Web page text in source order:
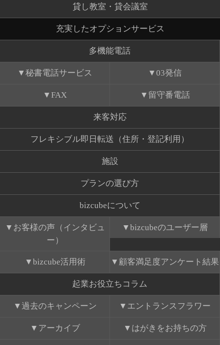
貸し教室・貸会議室
充実したオプションサービス
多機能電話
秘書電話サービス 03発信
FAX 留守番電話
来客対応
フレキシブル即日転送（住所・登記利用）
施設
プランの選び方
bizcubeについて
お客様の声（インタビュ
ー）
bizcubeのユーザー層
bizcube活用術 顧客満足度アンケート結果
起業お役立ちコラム
過去のキャンペーン エントランスフラワー
アーカイブ はがきをお持ちの方